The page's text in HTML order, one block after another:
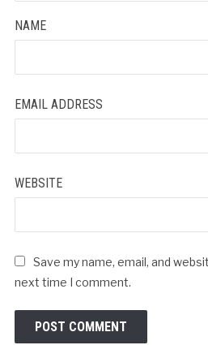
NAME
EMAIL ADDRESS
WEBSITE
Save my name, email, and
next time I comment.